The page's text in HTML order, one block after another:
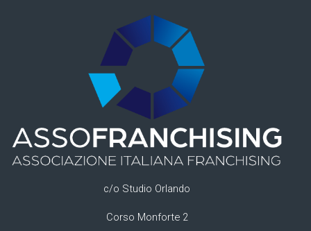
c/o Studio Orlando
Corso Monforte 2